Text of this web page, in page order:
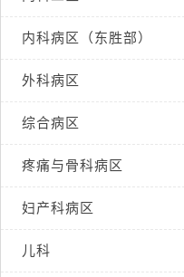
内科病区（东胜部）
外科病区
综合病区
疼痛与骨科病区
妇产科病区
儿科